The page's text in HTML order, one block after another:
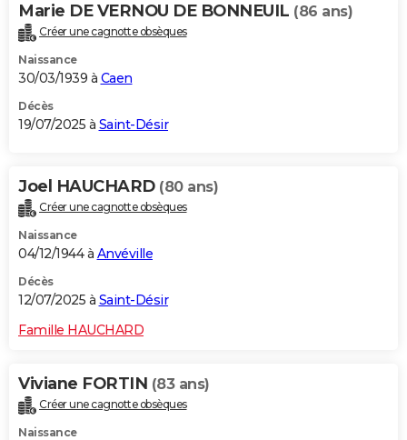
Marie DE VERNOU DE BONNEUIL (86 ans)
Créer une cagnotte obsèques
Naissance
30/03/1939 à Caen
Décès
19/07/2025 à Saint-Désir
Joel HAUCHARD (80 ans)
Créer une cagnotte obsèques
Naissance
04/12/1944 à Anvéville
Décès
12/07/2025 à Saint-Désir
Famille HAUCHARD
Viviane FORTIN (83 ans)
Créer une cagnotte obsèques
Naissance